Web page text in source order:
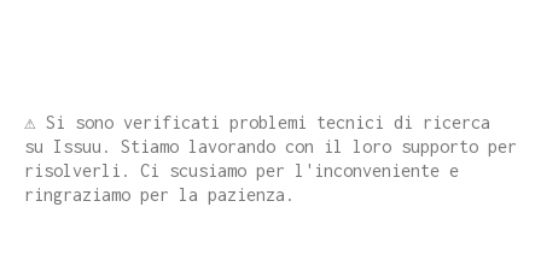
⚠️ Si sono verificati problemi tecnici di ricerca
su Issuu. Stiamo lavorando con il loro supporto per
risolverli. Ci scusiamo per l'inconveniente e
ringraziamo per la pazienza.